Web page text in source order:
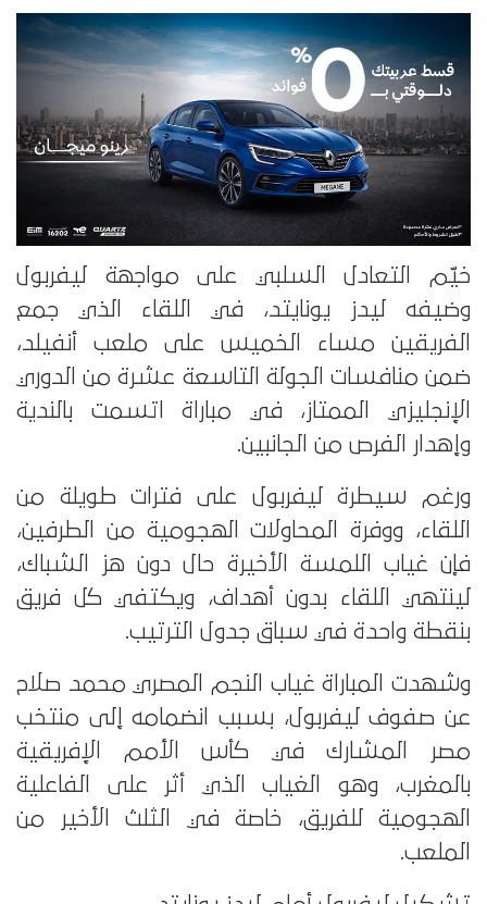
خيّم التعادل السلبي على مواجهة ليفربول
وضيفه ليدز يونايتد، في اللقاء الذي جمع
الفريقين مساء الخميس على ملعب أنفيلد،
ضمن منافسات الجولة التاسعة عشرة من الدوري
الإنجليزي الممتاز، في مباراة اتسمت بالندية
وإهدار الفرص من الجانبين.
ورغم سيطرة ليفربول على فترات طويلة من
اللقاء، ووفرة المحاولات الهجومية من الطرفين،
فإن غياب اللمسة الأخيرة حال دون هز الشباك،
لينتهي اللقاء بدون أهداف، ويكتفي كل فريق
بنقطة واحدة في سباق جدول الترتيب.
وشهدت المباراة غياب النجم المصري محمد صلاح
عن صفوف ليفربول، بسبب انضمامه إلى منتخب
مصر المشارك في كأس الأمم الإفريقية
بالمغرب، وهو الغياب الذي أثر على الفاعلية
الهجومية للفريق، خاصة في الثلث الأخير من
الملعب.